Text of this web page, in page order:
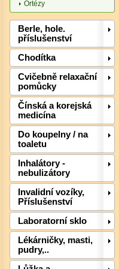
Ortézy
Berle, hole.
příslušenství
Chodítka
Cvičebně relaxační
pomůcky
Čínská a korejská
medicína
Do koupelny / na
toaletu
Inhalátory -
nebulizátory
Invalidní vozíky,
Příslušenství
Laboratorní sklo
Lékárničky, masti,
pudry,..